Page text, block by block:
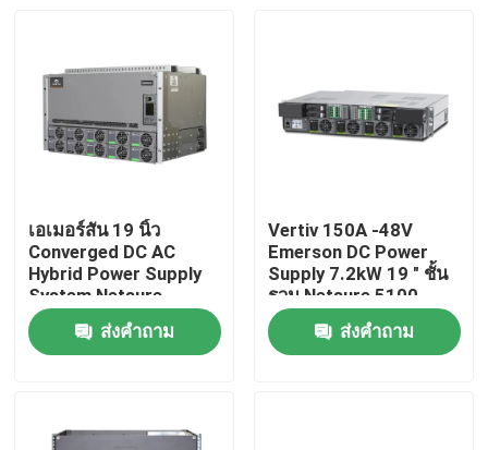
เอเมอร์สัน 19 นิ้ว
Converged DC AC
Hybrid Power Supply
System Netsure
Inverter ซีรี่ย์
ส่งคำถาม
Vertiv 150A -48V
Emerson DC Power
Supply 7.2kW 19 " ชั้น
รวม Netsure 5100
ส่งคำถาม